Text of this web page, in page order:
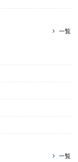
一覧
一覧